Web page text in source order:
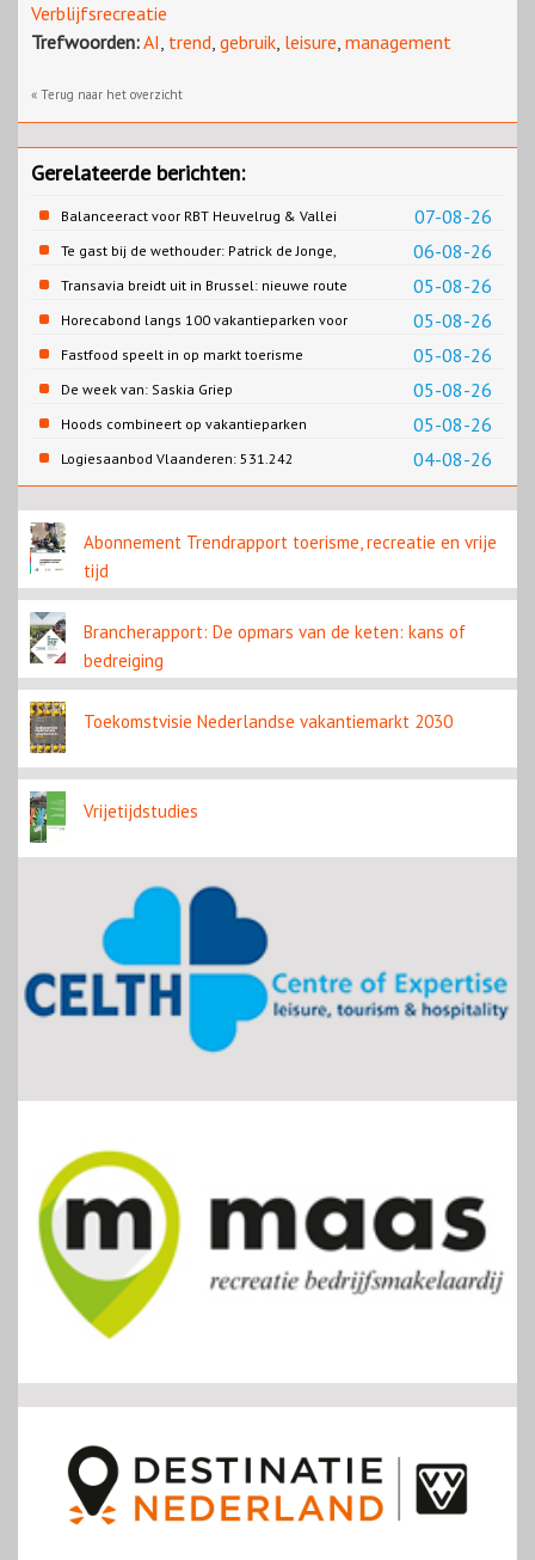
Verblijfsrecreatie
Trefwoorden:AI, trend, gebruik, leisure, management
« Terug naar het overzicht
Gerelateerde berichten:
07-08-26
Balanceeract voor RBT Heuvelrug & Vallei
06-08-26
Te gast bij de wethouder: Patrick de Jonge,
Gemeente Emmen
05-08-26
Transavia breidt uit in Brussel: nieuwe route
naar Porto
05-08-26
Horecabond langs 100 vakantieparken voor
Cao-recreatie
05-08-26
Fastfood speelt in op markt toerisme
05-08-26
De week van: Saskia Griep
05-08-26
Hoods combineert op vakantieparken
recreatie en wonen
04-08-26
Logiesaanbod Vlaanderen: 531.242
slaapplaatsen
Abonnement Trendrapport toerisme, recreatie en vrije
tijd
Brancherapport: De opmars van de keten: kans of
bedreiging
Toekomstvisie Nederlandse vakantiemarkt 2030
Vrijetijdstudies